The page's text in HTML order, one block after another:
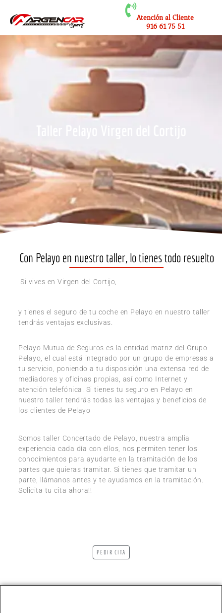
Atención al Cliente
916 61 75 51
Con Pelayo en nuestro taller, lo tienes todo resuelto
Si vives en Virgen del Cortijo,
y tienes el seguro de tu coche en Pelayo en nuestro taller
tendrás ventajas exclusivas.
Pelayo Mutua de Seguros es la entidad matriz del Grupo
Pelayo, el cual está integrado por un grupo de empresas a
tu servicio, poniendo a tu disposición una extensa red de
mediadores y oficinas propias, así como Internet y
atención telefónica. Si tienes tu seguro en Pelayo en
nuestro taller tendrás todas las ventajas y beneficios de
los clientes de Pelayo
Somos taller Concertado de Pelayo, nuestra amplia
experiencia cada día con ellos, nos permiten tener los
conocimientos para ayudarte en la tramitación de los
partes que quieras tramitar. Si tienes que tramitar un
parte, llámanos antes y te ayudamos en la tramitación.
Solicita tu cita ahora!!
PEDIR CITA